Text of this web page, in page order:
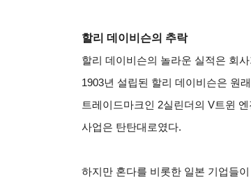
할리 데이비슨의 추락
할리 데이비슨의 놀라운 실적은 회
1903년 설립된 할리 데이비슨은 원
트레이드마크인 2실린더의 V트윈
사업은 탄탄대로였다.
하지만 혼다를 비롯한 일본 기업들